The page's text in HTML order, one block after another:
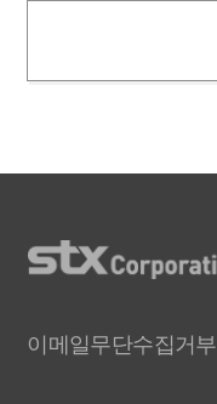
이메일무단수집거부